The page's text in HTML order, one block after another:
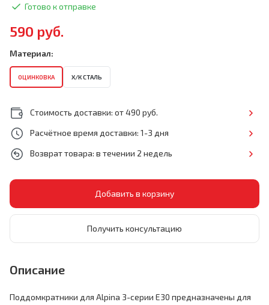
Готово к отправке
590 руб.
Материал:
ОЦИНКОВКА Х/К СТАЛЬ
Стоимость доставки: от 490 руб.
Расчётное время доставки: 1-3 дня
Возврат товара: в течении 2 недель
Получить консультацию
Описание
Поддомкратники для Alpina 3-серии E30 предназначены для